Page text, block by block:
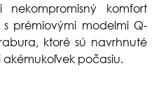
komfort
prémiovými modelmi Q-
ktoré sú navrhnuté
počasiu.